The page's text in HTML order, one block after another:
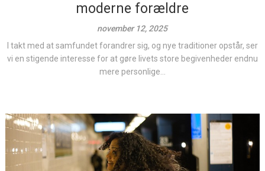
moderne forældre
november 12, 2025
I takt med at samfundet forandrer sig, og nye traditioner opstår, ser
vi en stigende interesse for at gøre livets store begivenheder endnu
mere personlige...